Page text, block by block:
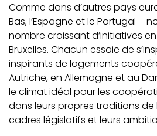
Comme dans d’autres pays
Bas, l’Espagne et le Portugal –
nombre croissant d’initiatives
Bruxelles. Chacun essaie de
inspirants de logements
Autriche, en Allemagne et au
le climat idéal pour les
dans leurs propres traditions de
cadres législatifs et leurs